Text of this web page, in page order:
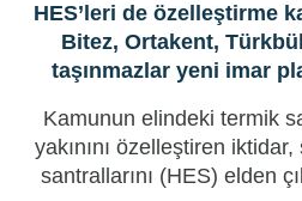
HES’leri de özelleştirme
Bitez, Ortakent,
taşınmazlar yeni imar
Kamunun elindeki termik
yakınını özelleştiren iktidar,
santrallarını (HES) elden